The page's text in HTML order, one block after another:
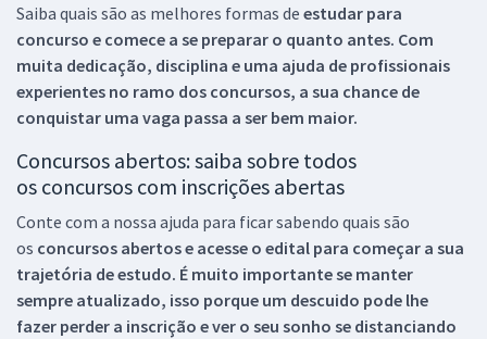
Saiba quais são as melhores formas de estudar para
concurso e comece a se preparar o quanto antes. Com
muita dedicação, disciplina e uma ajuda de profissionais
experientes no ramo dos concursos, a sua chance de
conquistar uma vaga passa a ser bem maior.
Concursos abertos: saiba sobre todos
os concursos com inscrições abertas
Conte com a nossa ajuda para ficar sabendo quais são
os concursos abertos e acesse o edital para começar a sua
trajetória de estudo. É muito importante se manter
sempre atualizado, isso porque um descuido pode lhe
fazer perder a inscrição e ver o seu sonho se distanciando